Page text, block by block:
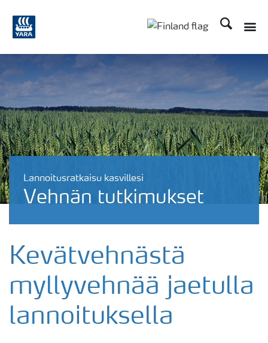
Etsi
Lannoitusratkaisu kasvillesi
Vehnän tutkimukset
Kevätvehnästä
myllyvehnää jaetulla
lannoituksella